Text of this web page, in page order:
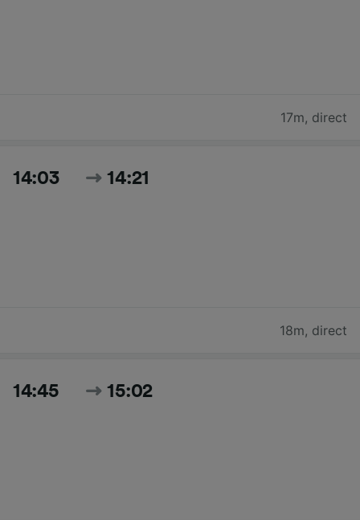
17m, direct
14:03 14:21
18m, direct
14:45 15:02